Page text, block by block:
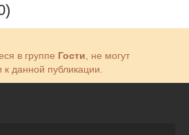
в группе Гости , не могут
данной публикации.